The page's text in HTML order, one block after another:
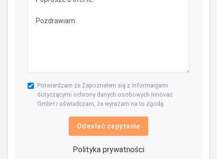
Potwierdzam że Zapoznałem się z informacjami
dotyczącymi ochrony danych osobowych Innovac
GmbH i oświadczam, że wyrażam na to zgodę.
Odesłać zapytanie
Polityka prywatności